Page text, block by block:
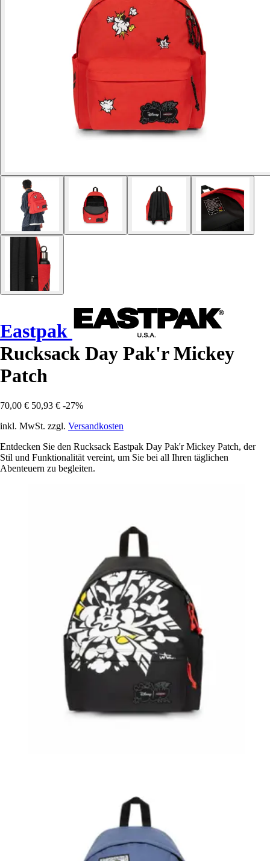
Eastpak
Rucksack Day Pak'r Mickey
Patch
70,00 € 50,93 € -27%
inkl. MwSt. zzgl. Versandkosten
Entdecken Sie den Rucksack Eastpak Day Pak'r Mickey Patch, der
Stil und Funktionalität vereint, um Sie bei all Ihren täglichen
Abenteuern zu begleiten.